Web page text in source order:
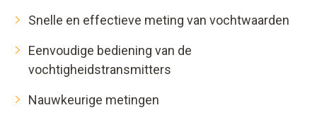
Snelle en effectieve meting van vochtwaarden
Eenvoudige bediening van de
vochtigheidstransmitters
Nauwkeurige metingen